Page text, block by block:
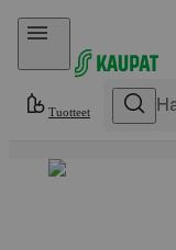
Hyppää sisältöön
Tuotteet